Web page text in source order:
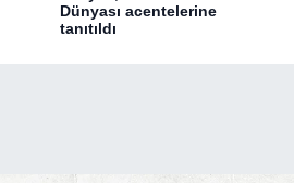
Dünyası acentelerine
tanıtıldı